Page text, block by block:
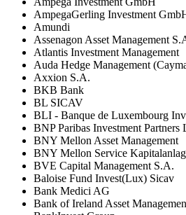
AmpegaGerling Investment
Amundi
Assenagon Asset Management
Atlantis Investment Management
Auda Hedge Management
Axxion S.A.
BKB Bank
BL SICAV
BLI - Banque de Luxembourg
BNP Paribas Investment Partners
BNY Mellon Asset Management
BNY Mellon Service
BVE Capital Management S.A.
Baloise Fund Invest(Lux) Sicav
Bank Medici AG
Bank of Ireland Asset